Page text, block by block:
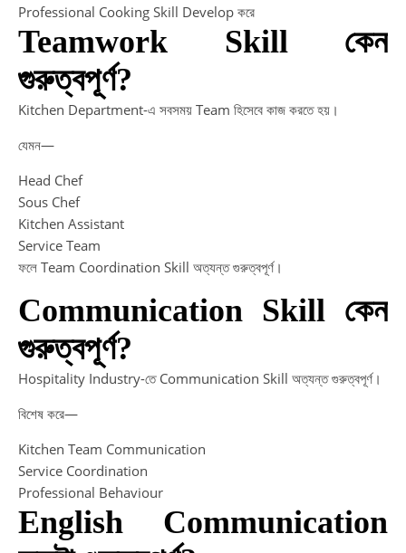
Professional Cooking Skill Develop করে
Teamwork Skill কেন
গুরুত্বপূর্ণ?
Kitchen Department-এ সবসময় Team হিসেবে কাজ করতে হয়।
যেমন—
Head Chef
Sous Chef
Kitchen Assistant
Service Team
ফলে Team Coordination Skill অত্যন্ত গুরুত্বপূর্ণ।
Communication Skill কেন
গুরুত্বপূর্ণ?
Hospitality Industry-তে Communication Skill অত্যন্ত গুরুত্বপূর্ণ।
বিশেষ করে—
Kitchen Team Communication
Service Coordination
Professional Behaviour
English Communication